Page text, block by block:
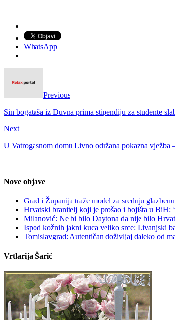
WhatsApp
Previous
Sin bogataša iz Duvna prima stipendiju za studente
Next
U Vatrogasnom domu Livno održana pokazna vježba
Nove objave
Grad i Županija traže model za srednju
Hrvatski branitelj koji je prošao i bojišta u BiH:
Milanović: Ne bi bilo Daytona da nije bilo
Ispod kožnih jakni kuca veliko srce: Livanjski
Tomislavgrad: Autentičan doživljaj daleko od
Vrtlarija Šarić